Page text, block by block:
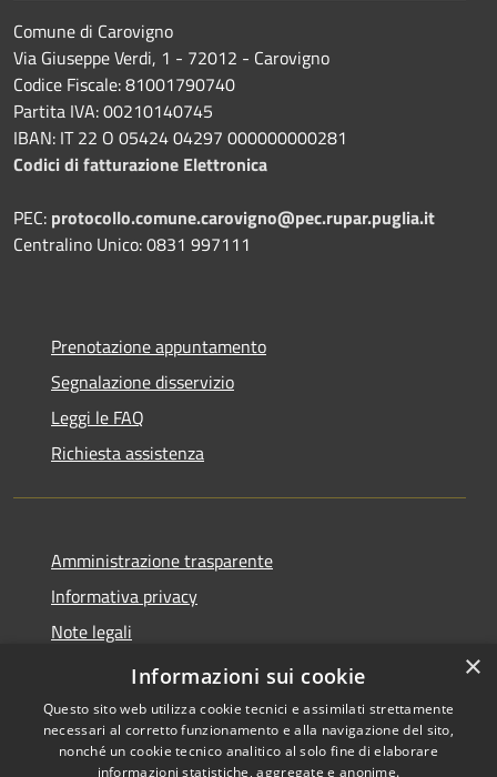
Comune di Carovigno
Via Giuseppe Verdi, 1 - 72012 - Carovigno
Codice Fiscale: 81001790740
Partita IVA: 00210140745
IBAN: IT 22 O 05424 04297 000000000281
Codici di fatturazione Elettronica
PEC: protocollo.comune.carovigno@pec.rupar.puglia.it
Centralino Unico: 0831 997111
Prenotazione appuntamento
Segnalazione disservizio
Leggi le FAQ
Richiesta assistenza
Amministrazione trasparente
Informativa privacy
Note legali
Dichiarazione di accessibilità
×
Informazioni sui cookie
Questo sito web utilizza cookie tecnici e assimilati strettamente
necessari al corretto funzionamento e alla navigazione del sito,
nonché un cookie tecnico analitico al solo fine di elaborare
informazioni statistiche, aggregate e anonime.